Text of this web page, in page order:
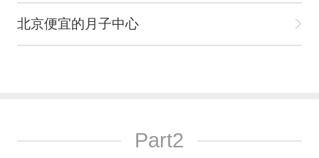
北京便宜的月子中心
Part2